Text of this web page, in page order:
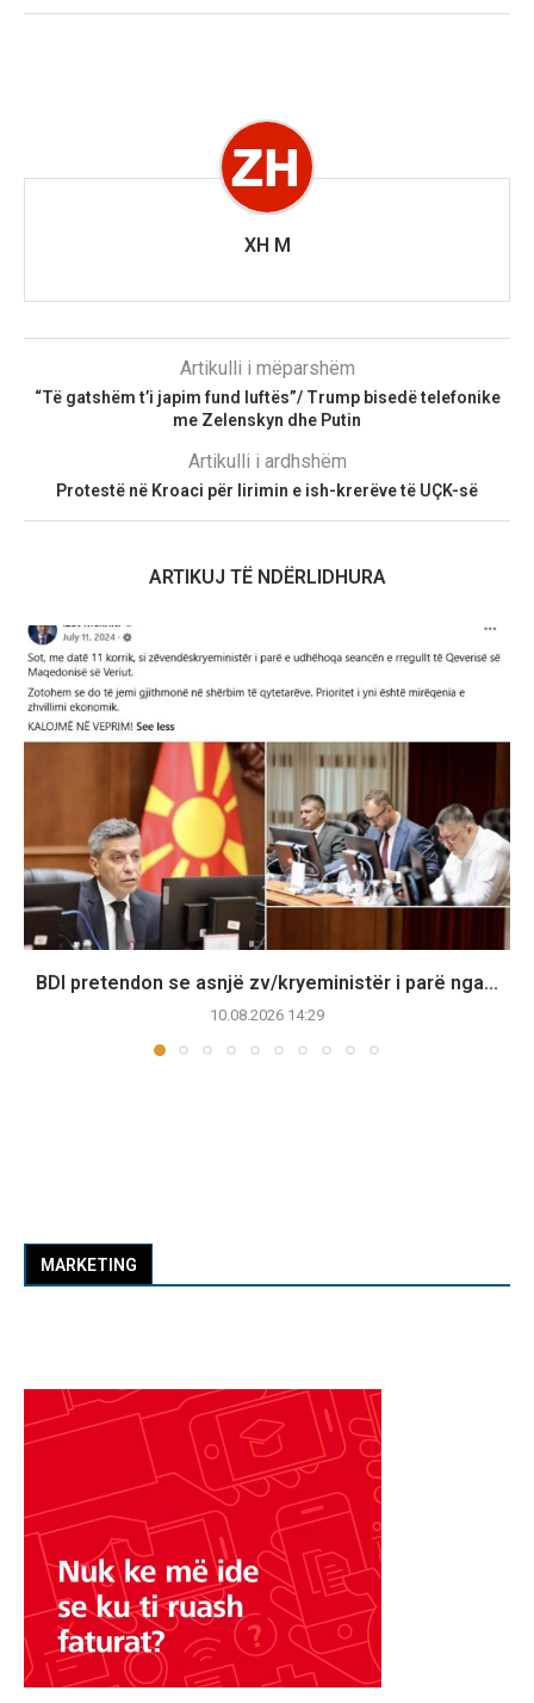
XH M
Artikulli i mëparshëm
“Të gatshëm t’i japim fund luftës”/ Trump bisedë telefonike
me Zelenskyn dhe Putin
Artikulli i ardhshëm
Protestë në Kroaci për lirimin e ish-krerëve të UÇK-së
ARTIKUJ TË NDËRLIDHURA
BDI pretendon se asnjë zv/kryeministër i parë nga...
10.08.2026 14:29
MARKETING